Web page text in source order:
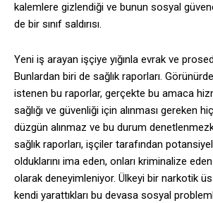
kalemlere gizlendiği ve bunun sosyal
de bir sınıf saldırısı.
Yeni iş arayan işçiye yığınla evrak ve
Bunlardan biri de sağlık raporları.
istenen bu raporlar, gerçekte bu amaca
sağlığı ve güvenliği için alınması gereken
düzgün alınmaz ve bu durum
sağlık raporları, işçiler tarafından potansiyel
olduklarını ima eden, onları kriminalize
olarak deneyimleniyor. Ülkeyi bir narkotik
kendi yarattıkları bu devasa sosyal